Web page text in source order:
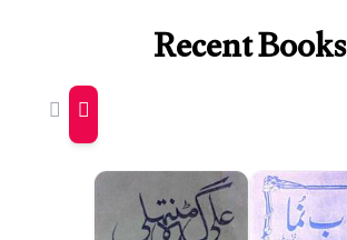
Recent Books